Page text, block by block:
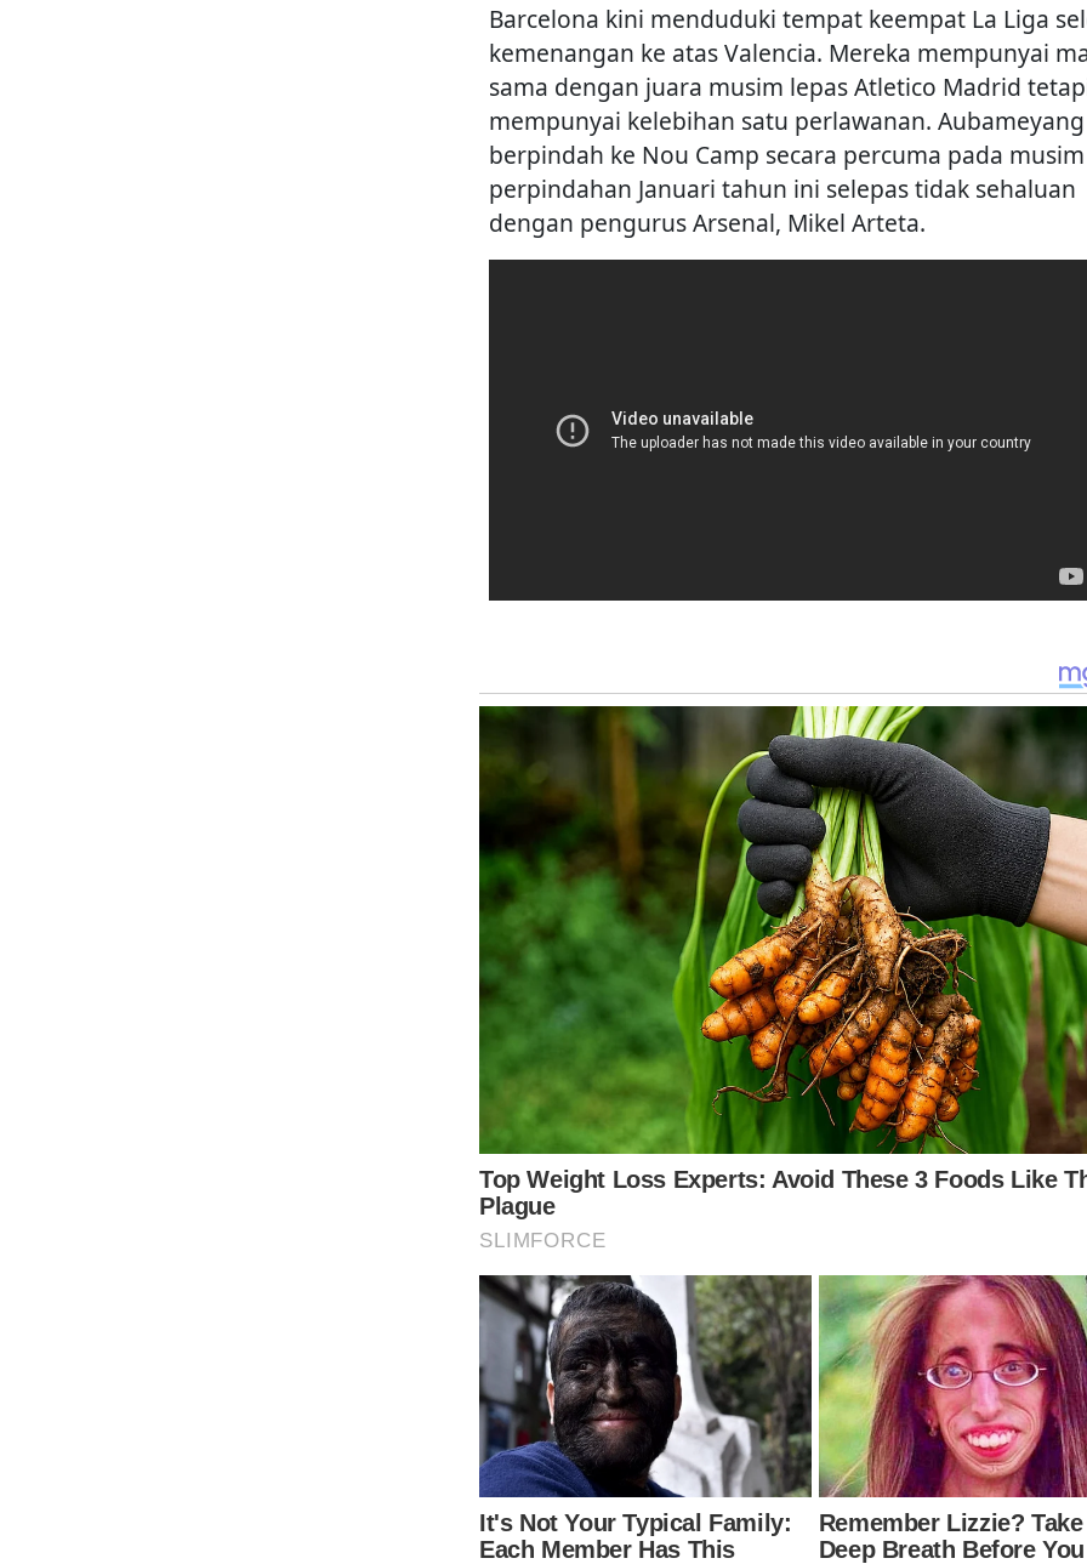
Barcelona kini menduduki tempat keempat La Liga
kemenangan ke atas Valencia. Mereka mempunyai
sama dengan juara musim lepas Atletico Madrid
mempunyai kelebihan satu perlawanan. Aubameyang
berpindah ke Nou Camp secara percuma pada musim
perpindahan Januari tahun ini selepas tidak sehaluan
dengan pengurus Arsenal, Mikel Arteta.